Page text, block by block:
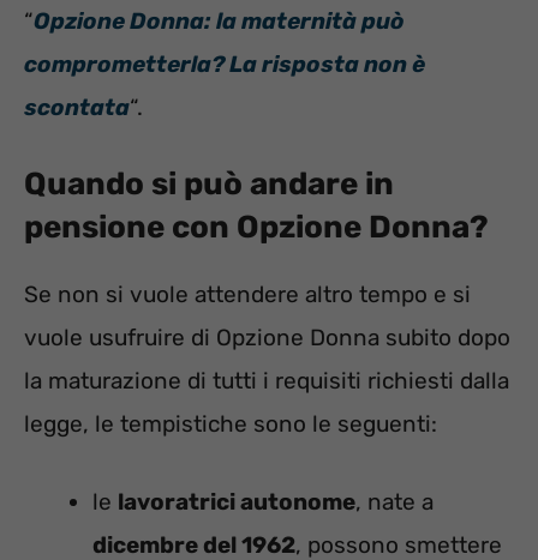
“Opzione Donna: la maternità può
comprometterla? La risposta non è
scontata“.
Quando si può andare in
pensione con Opzione Donna?
Se non si vuole attendere altro tempo e si
vuole usufruire di Opzione Donna subito dopo
la maturazione di tutti i requisiti richiesti dalla
legge, le tempistiche sono le seguenti:
le lavoratrici autonome, nate a
dicembre del 1962, possono smettere